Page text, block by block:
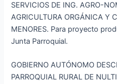
SERVICIOS DE ING. AGRO-
AGRICULTURA ORGÁNICA Y
MENORES. Para proyecto
Junta Parroquial.
GOBIERNO AUTÓNOMO
PARROQUIAL RURAL DE NULTI